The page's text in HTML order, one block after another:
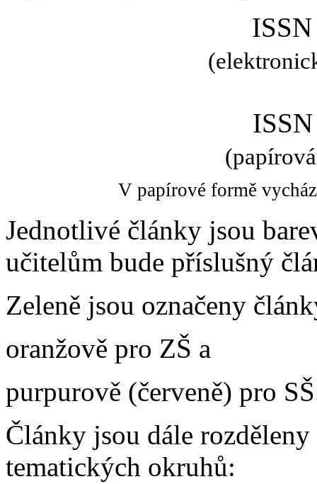
V papírové formě
Jednotlivé články jsou
učitelům bude příslušný
Zeleně jsou označeny
oranžově pro ZŠ a
purpurově (červeně) pro
Články jsou dále
tematických okruhů: